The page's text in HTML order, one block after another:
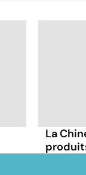
La